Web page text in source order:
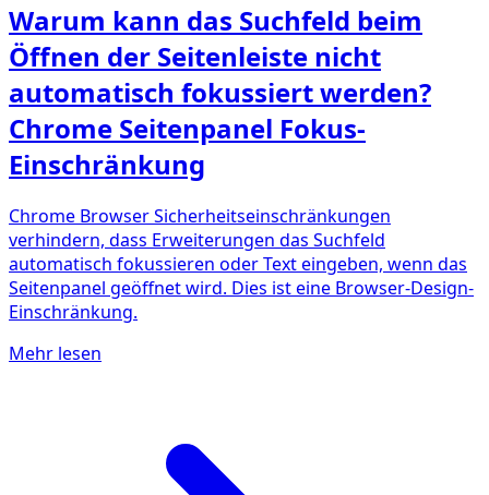
Warum kann das Suchfeld beim
Öffnen der Seitenleiste nicht
automatisch fokussiert werden?
Chrome Seitenpanel Fokus-
Einschränkung
Chrome Browser Sicherheitseinschränkungen
verhindern, dass Erweiterungen das Suchfeld
automatisch fokussieren oder Text eingeben, wenn das
Seitenpanel geöffnet wird. Dies ist eine Browser-Design-
Einschränkung.
Mehr lesen